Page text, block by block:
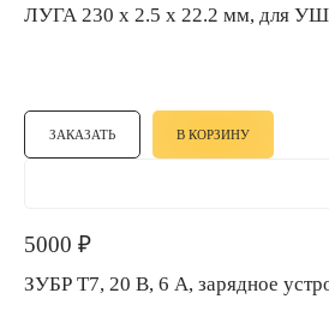
ЛУГА 230 x 2.5 x 22.2 мм,
ЗАКАЗАТЬ В КОРЗИНУ
5000 ₽
ЗУБР T7, 20 В, 6 А, зарядное